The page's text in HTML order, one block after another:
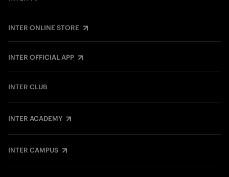
INTER ONLINE STORE
INTER OFFICIAL APP
INTER CLUB
INTER ACADEMY
INTER CAMPUS